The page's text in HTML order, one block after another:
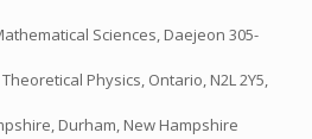
Sciences, Daejeon 305-
Physics, Ontario, N2L 2Y5,
Durham, New Hampshire